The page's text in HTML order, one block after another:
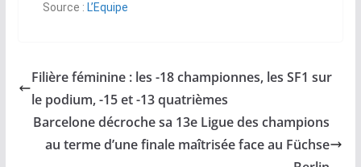
Source : L’Equipe
Filière féminine : les -18 championnes, les SF1 sur
le podium, -15 et -13 quatrièmes
Barcelone décroche sa 13e Ligue des champions
au terme d’une finale maîtrisée face au Füchse